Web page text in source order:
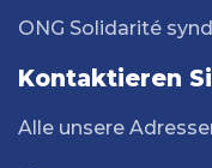
ONG Solidarité
Kontaktieren
Alle unsere